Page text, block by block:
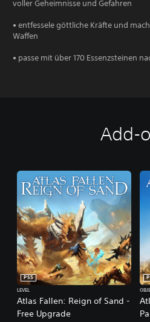
voller Geheimnisse und Gefahren
• entfessele göttliche Kräfte und
Waffen
• passe mit über 170 Essenzsteinen
Add-
Atlas Fallen: Reign of Sand -
Free Upgrade
PS5
LEVEL